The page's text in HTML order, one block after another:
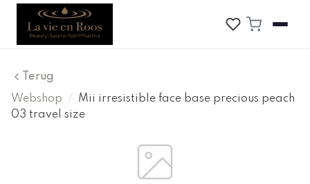
Terug
Webshop
/
Mii irresistible face base precious peach
03 travel size